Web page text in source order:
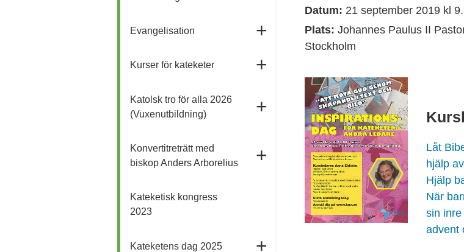
Evangelisation
Kurser för kateketer
Katolsk tro för alla 2026
(Vuxenutbildning)
Konvertitreträtt med
biskop Anders Arborelius
Kateketisk kongress
2023
Kateketens dag 2025
Datum: 21 september 2019 kl
Plats:Johannes Paulus II
Stockholm
Låt
hjälp
Hjälp
När
sin
advent